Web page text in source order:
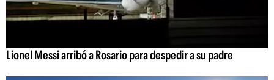
Lionel Messi arribó a Rosario para despedir a su padre